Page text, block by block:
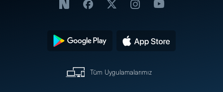
Tüm Uygulamalarımız